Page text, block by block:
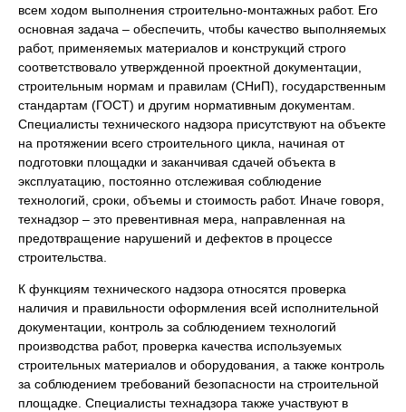
всем ходом выполнения строительно-монтажных работ. Его
основная задача – обеспечить, чтобы качество выполняемых
работ, применяемых материалов и конструкций строго
соответствовало утвержденной проектной документации,
строительным нормам и правилам (СНиП), государственным
стандартам (ГОСТ) и другим нормативным документам.
Специалисты технического надзора присутствуют на объекте
на протяжении всего строительного цикла, начиная от
подготовки площадки и заканчивая сдачей объекта в
эксплуатацию, постоянно отслеживая соблюдение
технологий, сроки, объемы и стоимость работ. Иначе говоря,
технадзор – это превентивная мера, направленная на
предотвращение нарушений и дефектов в процессе
строительства.
К функциям технического надзора относятся проверка
наличия и правильности оформления всей исполнительной
документации, контроль за соблюдением технологий
производства работ, проверка качества используемых
строительных материалов и оборудования, а также контроль
за соблюдением требований безопасности на строительной
площадке. Специалисты технадзора также участвуют в